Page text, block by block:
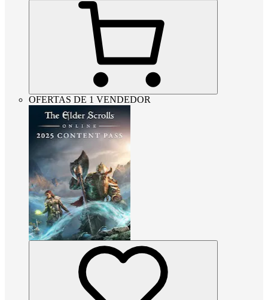
OFERTAS DE 1 VENDEDOR